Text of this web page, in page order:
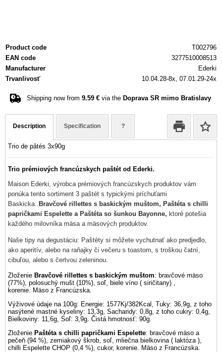
Product code
T002796
EAN code
3277510008513
Manufacturer
Ederki
Trvanlivosť
10.04.28-8x, 07.01.29-24x
Shipping now from 9.59 € via the Doprava SR mimo Bratislavy
Description Specification ?
Trio de pâtés 3x90g
Trio prémiových francúzskych paštét od Ederki.
Maison Ederki, výrobca prémiových francúzskych produktov vám
ponúka tento sortiment 3 paštét s typickými príchuťami
Baskicka:. Bravčové rillettes s baskickým muštom, Paštéta s chilli
papričkami Espelette a Paštéta so šunkou Bayonne, ktoré potešia
každého milovníka mäsa a mäsových produktov.
Naše tipy na degustáciu: Paštéty si môžete vychutnať ako predjedlo,
ako aperitív, alebo na raňajky či večeru s toastom, s troškou čatní,
cibuľou, alebo s čertvou zeleninou.
Zloženie Bravčové rillettes s baskickým muštom: bravčové mäso
(77%), polosuchý mušt (10%), soľ, biele víno ( siričitany) ,
korenie. Mäso z Francúzska.
Výživové údaje na 100g: Energie: 1577Kj/382Kcal, Tuky: 36,9g, z toho
nasýtené mastné kyseliny: 13,3g, Sacharidy: 0,8g, z toho cukry: 0,4g,
Bielkoviny: 11,6g, Soľ: 3,9g. Čistá hmotnosť: 90g.
Zloženie Paštéta s chilli papričkami Espelette: bravčové mäso a
pečeň (94 %), zemiakový škrob, soľ, mliečna bielkovina ( laktóza ),
chilli Espelette CHOP (0,4 %), cukor, korenie. Mäso z Francúzska.